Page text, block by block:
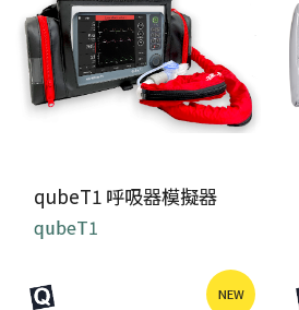
qubeT1探索通氣模擬器
qubeT1 呼吸器模擬器
qubeT1
NEW